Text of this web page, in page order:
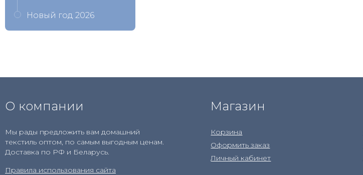
Новый год 2026
О компании
Мы рады предложить вам домашний
текстиль оптом, по самым выгодным ценам.
Доставка по РФ и Беларусь.
Правила использования сайта
Магазин
Корзина
Оформить заказ
Личный кабинет